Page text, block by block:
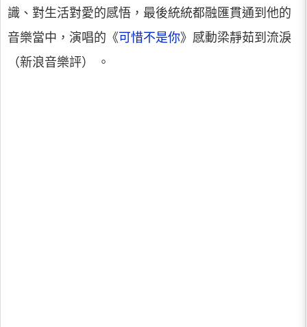
識、對生活對愛的感悟，最後統統都融匯貫通到他的
音樂當中，演唱的《可惜不是你》感動梁靜茹到流淚
（新浪音樂評） 。